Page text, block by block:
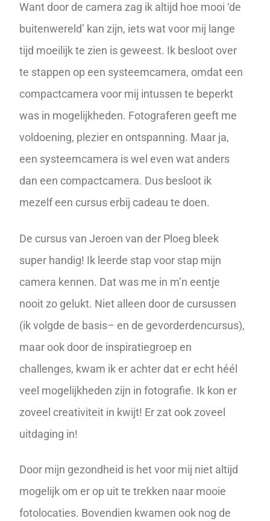
Want door de camera zag ik altijd hoe mooi ‘de
buitenwereld’ kan zijn, iets wat voor mij lange
tijd moeilijk te zien is geweest. Ik besloot over
te stappen op een systeemcamera, omdat een
compactcamera voor mij intussen te beperkt
was in mogelijkheden. Fotograferen geeft me
voldoening, plezier en ontspanning. Maar ja,
een systeemcamera is wel even wat anders
dan een compactcamera. Dus besloot ik
mezelf een cursus erbij cadeau te doen.
De cursus van Jeroen van der Ploeg bleek
super handig! Ik leerde stap voor stap mijn
camera kennen. Dat was me in m’n eentje
nooit zo gelukt. Niet alleen door de cursussen
(ik volgde de basis– en de gevorderdencursus),
maar ook door de inspiratiegroep en
challenges, kwam ik er achter dat er echt héél
veel mogelijkheden zijn in fotografie. Ik kon er
zoveel creativiteit in kwijt! Er zat ook zoveel
uitdaging in!
Door mijn gezondheid is het voor mij niet altijd
mogelijk om er op uit te trekken naar mooie
fotolocaties. Bovendien kwamen ook nog de